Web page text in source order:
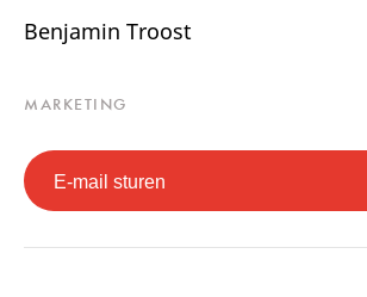
Benjamin Troost
MARKETING
E-mail sturen